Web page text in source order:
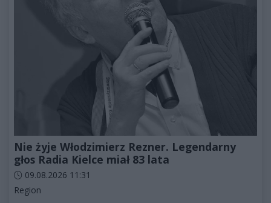
Nie żyje Włodzimierz Rezner. Legendarny
głos Radia Kielce miał 83 lata
Data dodania artykułu:
09.08.2026 11:31
Kategorie artykułu:
Region